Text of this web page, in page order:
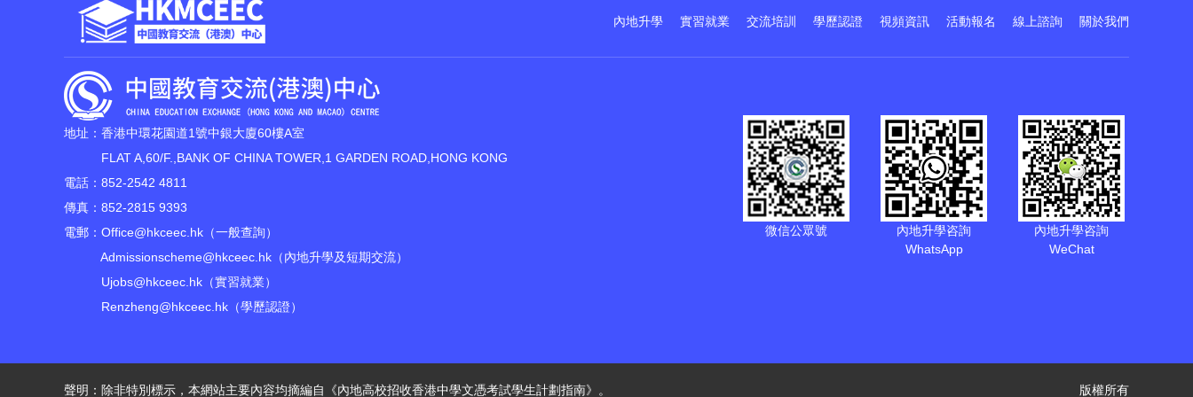
內地升學 實習就業 交流培訓 學歷認證 視頻資訊 活動報名 線上諮詢 關於我們
地址：香港中環花園道1號中銀大廈60樓A室
FLAT A,60/F.,BANK OF CHINA TOWER,1 GARDEN ROAD,HONG KONG
電話：852-2542 4811
傳真：852-2815 9393
電郵： Office@hkceec.hk （一般查詢）
Admissionscheme@hkceec.hk （內地升學及短期交流）
Ujobs@hkceec.hk （實習就業）
Renzheng@hkceec.hk （學歷認證）
微信公眾號
內地升學咨詢
WhatsApp
內地升學咨詢
WeChat
聲明：除非特別標示，本網站主要內容均摘編自《內地高校招收香港中學文憑考試學生計劃指南》。 版權所有